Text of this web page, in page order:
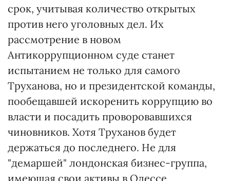
срок, учитывая количество открытых
против него уголовных дел. Их
рассмотрение в новом
Антикоррупционном суде станет
испытанием не только для самого
Труханова, но и президентской команды,
пообещавшей искоренить коррупцию во
власти и посадить проворовавшихся
чиновников. Хотя Труханов будет
держаться до последнего. Не для
"демаршей" лондонская бизнес-группа,
имеющая свои активы в Одессе,